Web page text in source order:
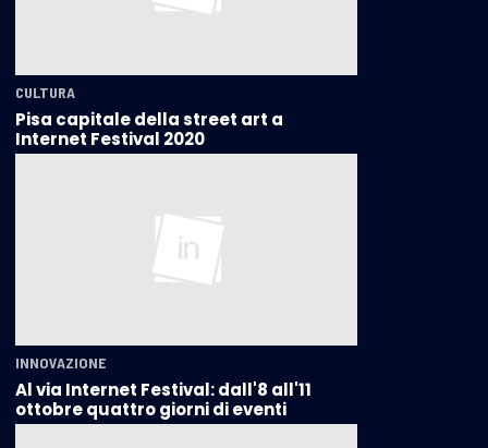
CULTURA
Pisa capitale della street art a
Internet Festival 2020
INNOVAZIONE
Al via Internet Festival: dall'8 all'11
ottobre quattro giorni di eventi